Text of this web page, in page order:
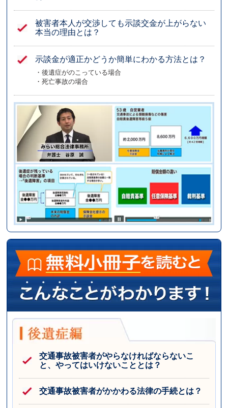
被害者本人が交渉しても示談交金が上がらない
本当の理由とは？
示談金が適正かどうか簡単にわかる方法とは？
・後遺症がのこっている場合
・死亡事故の場合
交通事故被害者がやらなければならないこ
と、やってはいけないこととは？
交通事故被害者がかかわる法律の手続とは？